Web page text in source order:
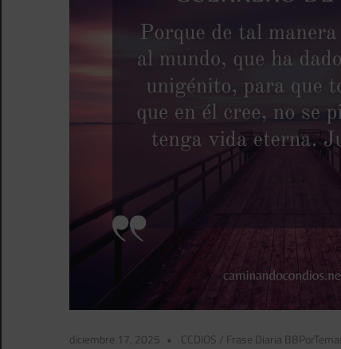
diciembre 17, 2025 CCDIOS / Frase Diaria